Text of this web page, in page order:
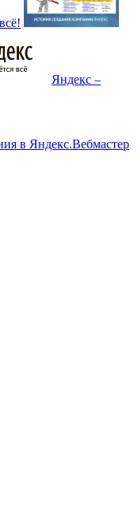
Яндекс –
в Яндекс.Вебмастер